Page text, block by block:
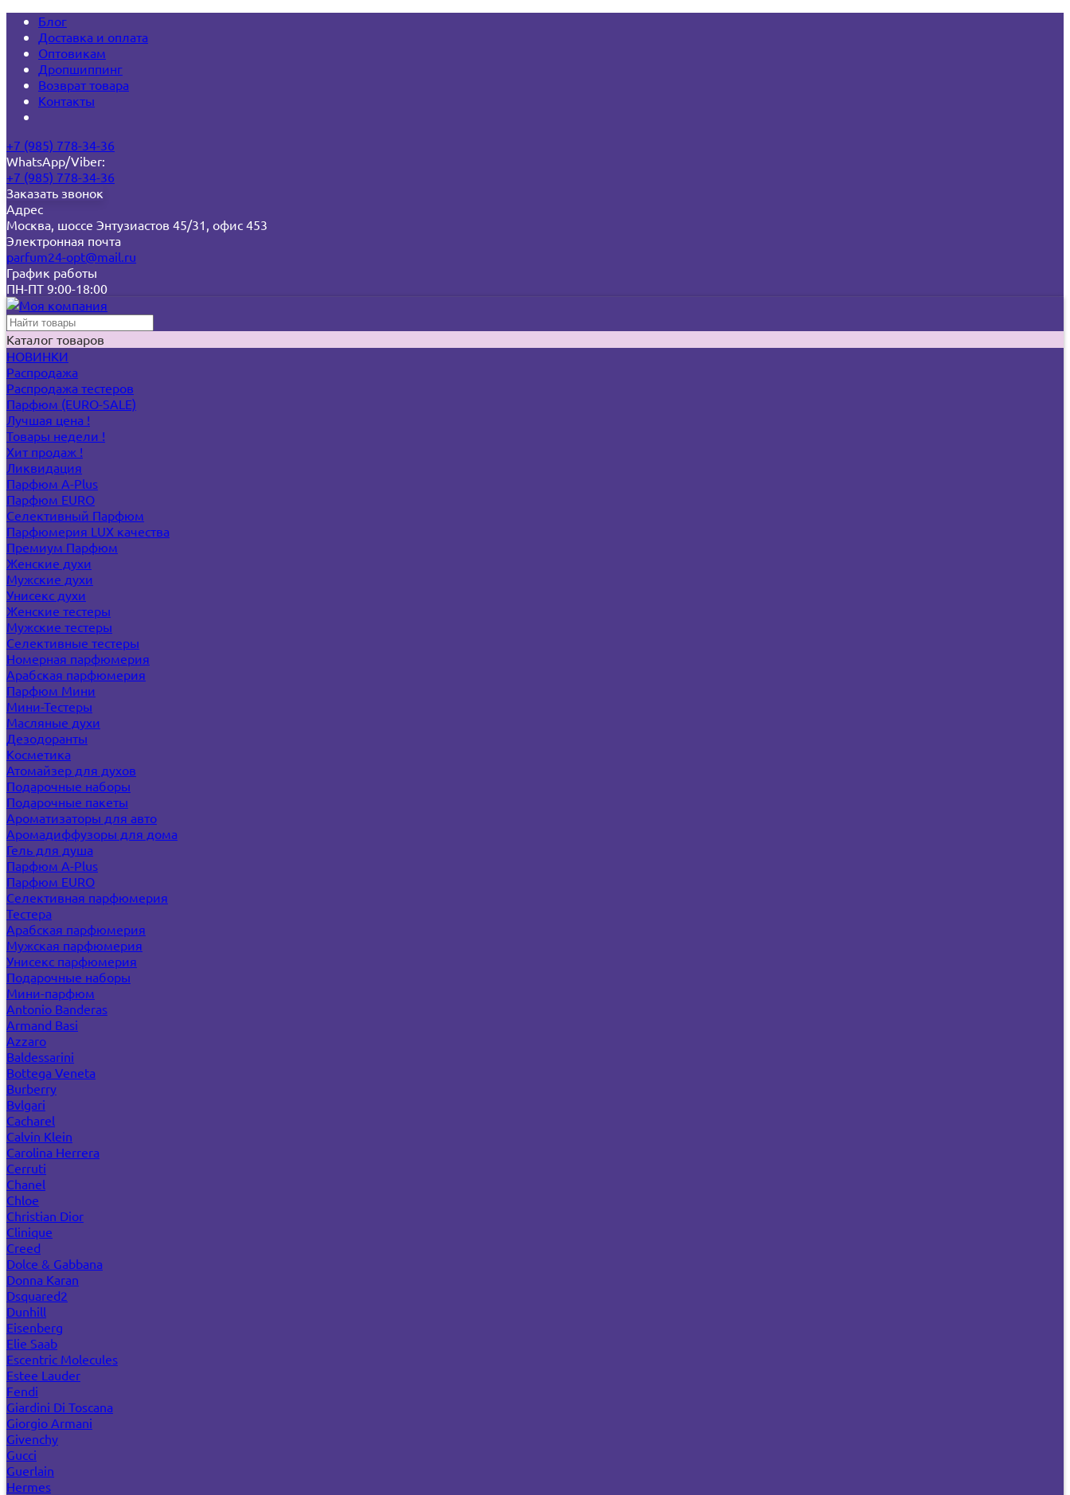
Блог
Доставка и оплата
Оптовикам
Дропшиппинг
Возврат товара
Контакты
+7 (985) 778-34-36
WhatsApp/Viber:
+7 (985) 778-34-36
Заказать звонок
Адрес
Москва, шоссе Энтузиастов 45/31, офис 453
Электронная почта
parfum24-opt@mail.ru
График работы
ПН-ПТ 9:00-18:00
Каталог товаров
НОВИНКИ
Распродажа
Распродажа тестеров
Парфюм (EURO-SALE)
Лучшая цена !
Товары недели !
Хит продаж !
Ликвидация
Парфюм A-Plus
Парфюм EURO
Селективный Парфюм
Парфюмерия LUX качества
Премиум Парфюм
Женские духи
Мужские духи
Унисекс духи
Женские тестеры
Мужские тестеры
Селективные тестеры
Номерная парфюмерия
Арабская парфюмерия
Парфюм Мини
Мини-Тестеры
Масляные духи
Дезодоранты
Косметика
Атомайзер для духов
Подарочные наборы
Подарочные пакеты
Ароматизаторы для авто
Аромадиффузоры для дома
Гель для душа
Парфюм A-Plus
Парфюм EURO
Селективная парфюмерия
Тестера
Арабская парфюмерия
Мужская парфюмерия
Унисекс парфюмерия
Подарочные наборы
Мини-парфюм
Antonio Banderas
Armand Basi
Azzaro
Baldessarini
Bottega Veneta
Burberry
Bvlgari
Cacharel
Calvin Klein
Carolina Herrera
Cerruti
Chanel
Chloe
Christian Dior
Clinique
Creed
Dolce & Gabbana
Donna Karan
Dsquared2
Dunhill
Eisenberg
Elie Saab
Escentric Molecules
Estee Lauder
Fendi
Giardini Di Toscana
Giorgio Armani
Givenchy
Gucci
Guerlain
Hermes